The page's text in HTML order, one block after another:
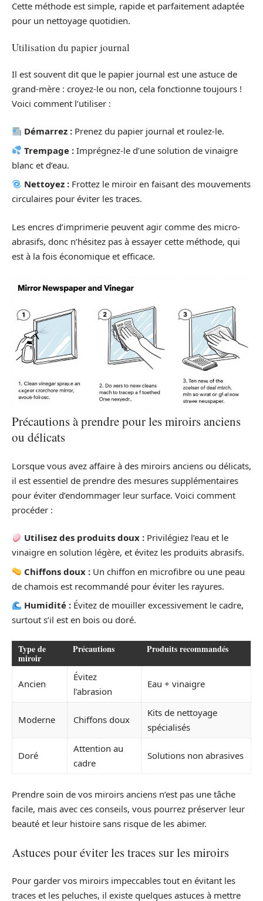
Cette méthode est simple, rapide et parfaitement adaptée
pour un nettoyage quotidien.
Utilisation du papier journal
Il est souvent dit que le papier journal est une astuce de
grand-mère : croyez-le ou non, cela fonctionne toujours !
Voici comment l’utiliser :
Démarrez : Prenez du papier journal et roulez-le.
Trempage : Imprégnez-le d’une solution de vinaigre
blanc et d’eau.
Nettoyez : Frottez le miroir en faisant des mouvements
circulaires pour éviter les traces.
Les encres d’imprimerie peuvent agir comme des micro-
abrasifs, donc n’hésitez pas à essayer cette méthode, qui
est à la fois économique et efficace.
Précautions à prendre pour les miroirs anciens
ou délicats
Lorsque vous avez affaire à des miroirs anciens ou délicats,
il est essentiel de prendre des mesures supplémentaires
pour éviter d’endommager leur surface. Voici comment
procéder :
Utilisez des produits doux : Privilégiez l’eau et le
vinaigre en solution légère, et évitez les produits abrasifs.
Chiffons doux : Un chiffon en microfibre ou une peau
de chamois est recommandé pour éviter les rayures.
Humidité : Évitez de mouiller excessivement le cadre,
surtout s’il est en bois ou doré.
Type de
miroir
Précautions Produits recommandés
Ancien
Évitez
l’abrasion
Eau + vinaigre
Moderne Chiffons doux
Kits de nettoyage
spécialisés
Doré
Attention au
cadre
Solutions non abrasives
Prendre soin de vos miroirs anciens n’est pas une tâche
facile, mais avec ces conseils, vous pourrez préserver leur
beauté et leur histoire sans risque de les abimer.
Astuces pour éviter les traces sur les miroirs
Pour garder vos miroirs impeccables tout en évitant les
traces et les peluches, il existe quelques astuces à mettre